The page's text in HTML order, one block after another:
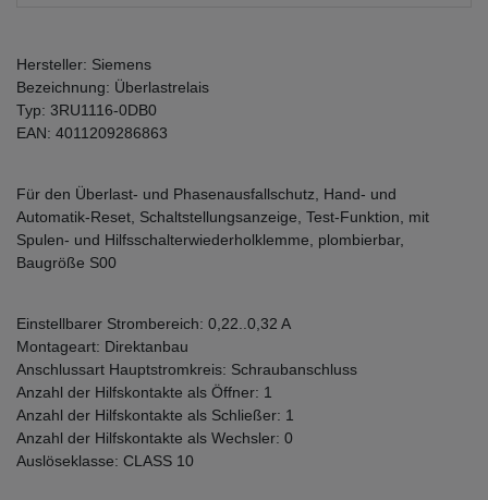
Hersteller: Siemens
Bezeichnung: Überlastrelais
Typ: 3RU1116-0DB0
EAN: 4011209286863
Für den Überlast- und Phasenausfallschutz, Hand- und
Automatik-Reset, Schaltstellungsanzeige, Test-Funktion, mit
Spulen- und Hilfsschalterwiederholklemme, plombierbar,
Baugröße S00
Einstellbarer Strombereich: 0,22..0,32 A
Montageart: Direktanbau
Anschlussart Hauptstromkreis: Schraubanschluss
Anzahl der Hilfskontakte als Öffner: 1
Anzahl der Hilfskontakte als Schließer: 1
Anzahl der Hilfskontakte als Wechsler: 0
Auslöseklasse: CLASS 10